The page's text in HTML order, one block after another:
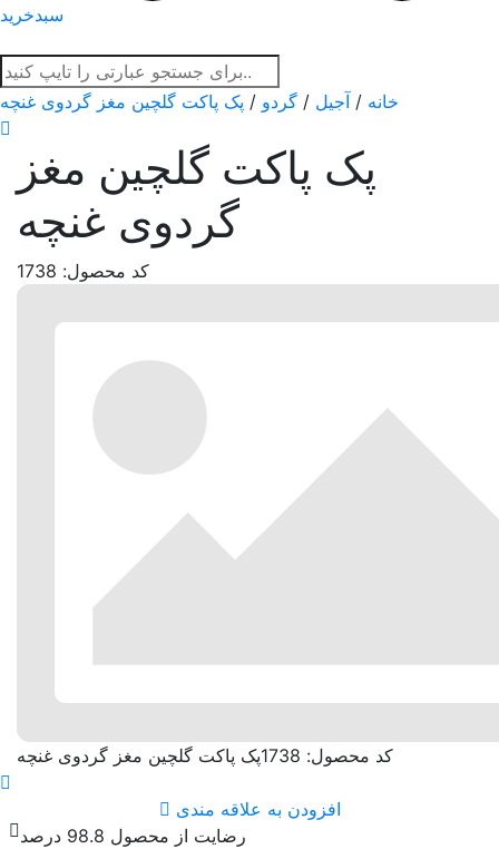
سبدخرید
خانه / آجیل / گردو / پک پاکت گلچین مغز گردوی غنچه
پک پاکت گلچین مغز
گردوی غنچه
کد محصول: 1738
پک پاکت گلچین مغز گردوی غنچه کد محصول: 1738
افزودن به علاقه مندی
رضایت از محصول 98.8 درصد